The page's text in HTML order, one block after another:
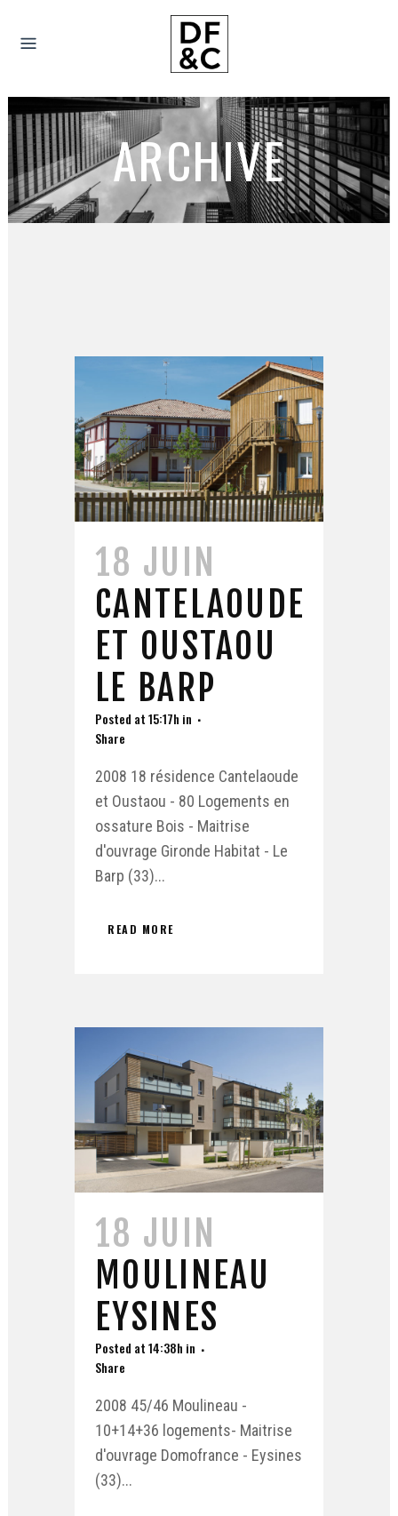
ARCHIVE
18 JUIN
CANTELAOUDE
ET OUSTAOU
LE BARP
Posted at 15:17h in
Share
2008 18 résidence Cantelaoude
et Oustaou - 80 Logements en
ossature Bois - Maitrise
d'ouvrage Gironde Habitat - Le
Barp (33)...
READ MORE
18 JUIN
MOULINEAU
EYSINES
Posted at 14:38h in
Share
2008 45/46 Moulineau -
10+14+36 logements- Maitrise
d'ouvrage Domofrance - Eysines
(33)...